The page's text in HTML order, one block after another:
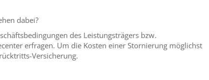
dabei?
des Leistungsträgers bzw.
erfragen. Um die Kosten einer Stornierung möglichst
Versicherung.